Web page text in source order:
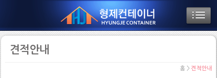
견적안내
홈 >견적안내